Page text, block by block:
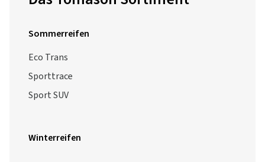
Sommerreifen
Eco Trans
Sporttrace
Sport SUV
Winterreifen